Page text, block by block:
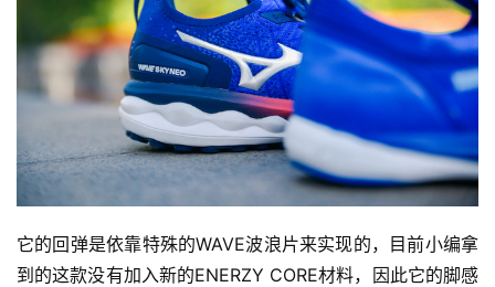
它的回弹是依靠特殊的WAVE波浪片来实现的，目前小编拿
到的这款没有加入新的ENERZY CORE材料，因此它的脚感